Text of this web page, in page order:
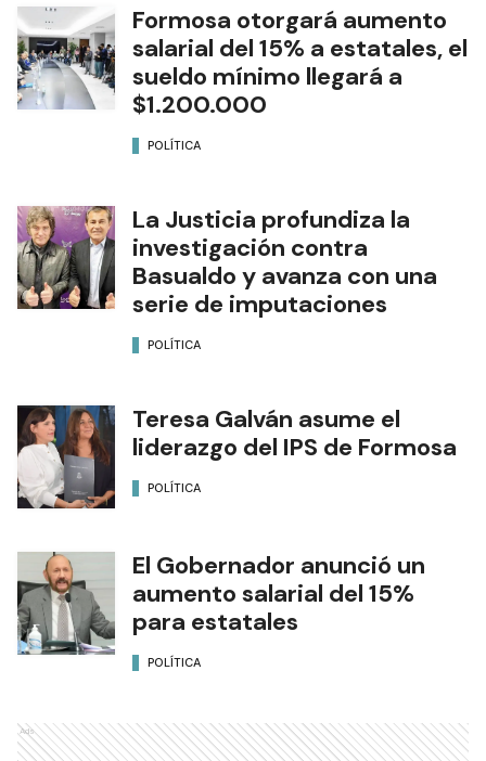
Formosa otorgará aumento
salarial del 15% a estatales, el
sueldo mínimo llegará a
$1.200.000
POLÍTICA
La Justicia profundiza la
investigación contra
Basualdo y avanza con una
serie de imputaciones
POLÍTICA
Teresa Galván asume el
liderazgo del IPS de Formosa
POLÍTICA
El Gobernador anunció un
aumento salarial del 15%
para estatales
POLÍTICA
Ads